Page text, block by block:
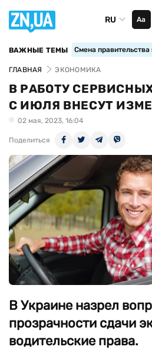
RU Аа
ВАЖНЫЕ ТЕМЫ Смена
ГЛАВНАЯ ЭКОНОМИКА
В РАБОТУ
С ИЮЛЯ ВНЕСУТ
02 мая, 2023, 16:04
Поделиться
В Украине назрел
прозрачности сдачи
водительские права.